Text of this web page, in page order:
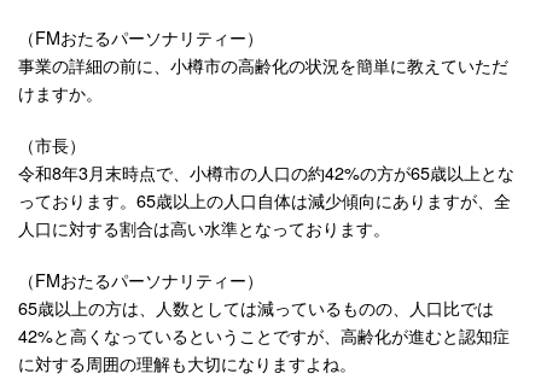
（FMおたるパーソナリティー）
事業の詳細の前に、小樽市の高齢化の状況を簡単に教えていただ
けますか。
（市長）
令和8年3月末時点で、小樽市の人口の約42%の方が65歳以上とな
っております。65歳以上の人口自体は減少傾向にありますが、全
人口に対する割合は高い水準となっております。
（FMおたるパーソナリティー）
65歳以上の方は、人数としては減っているものの、人口比では
42%と高くなっているということですが、高齢化が進むと認知症
に対する周囲の理解も大切になりますよね。